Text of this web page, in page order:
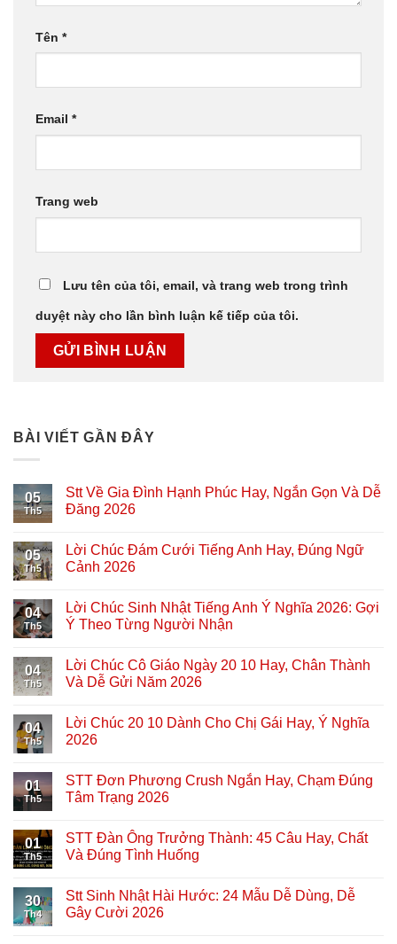
Tên *
Email *
Trang web
Lưu tên của tôi, email, và trang web trong trình
duyệt này cho lần bình luận kế tiếp của tôi.
BÀI VIẾT GẦN ĐÂY
05
Th5
Stt Về Gia Đình Hạnh Phúc Hay, Ngắn Gọn Và Dễ
Đăng 2026
05
Th5
Lời Chúc Đám Cưới Tiếng Anh Hay, Đúng Ngữ
Cảnh 2026
04
Th5
Lời Chúc Sinh Nhật Tiếng Anh Ý Nghĩa 2026: Gợi
Ý Theo Từng Người Nhận
04
Th5
Lời Chúc Cô Giáo Ngày 20 10 Hay, Chân Thành
Và Dễ Gửi Năm 2026
04
Th5
Lời Chúc 20 10 Dành Cho Chị Gái Hay, Ý Nghĩa
2026
01
Th5
STT Đơn Phương Crush Ngắn Hay, Chạm Đúng
Tâm Trạng 2026
01
Th5
STT Đàn Ông Trưởng Thành: 45 Câu Hay, Chất
Và Đúng Tình Huống
30
Th4
Stt Sinh Nhật Hài Hước: 24 Mẫu Dễ Dùng, Dễ
Gây Cười 2026